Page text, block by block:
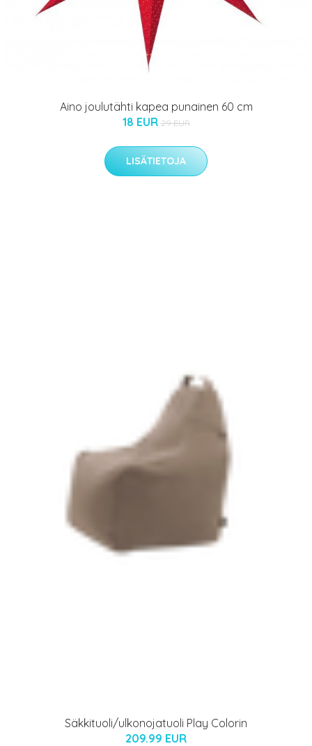
Aino joulutähti kapea punainen 60 cm
18 EUR 29 EUR
LISÄTIETOJA
Säkkituoli/ulkonojatuoli Play Colorin
209.99 EUR